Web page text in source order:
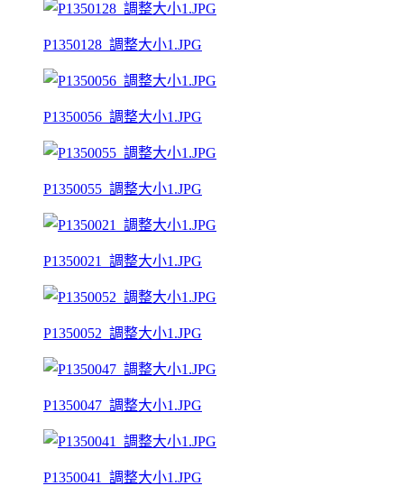
P1350128_調整大小1.JPG
P1350056_調整大小1.JPG
P1350055_調整大小1.JPG
P1350021_調整大小1.JPG
P1350052_調整大小1.JPG
P1350047_調整大小1.JPG
P1350041_調整大小1.JPG